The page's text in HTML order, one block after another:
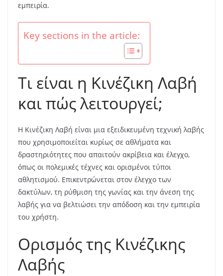
εμπειρία.
Key sections in the article:
Τι είναι η Κινέζικη Λαβή
και πώς λειτουργεί;
Η Κινέζικη Λαβή είναι μια εξειδικευμένη τεχνική λαβής
που χρησιμοποιείται κυρίως σε αθλήματα και
δραστηριότητες που απαιτούν ακρίβεια και έλεγχο,
όπως οι πολεμικές τέχνες και ορισμένοι τύποι
αθλητισμού. Επικεντρώνεται στον έλεγχο των
δακτύλων, τη ρύθμιση της γωνίας και την άνεση της
λαβής για να βελτιώσει την απόδοση και την εμπειρία
του χρήστη.
Ορισμός της Κινέζικης
Λαβής